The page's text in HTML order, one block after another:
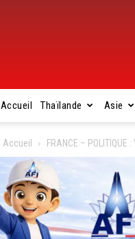
Accueil Thaïlande Asie
Accueil FRANCE –